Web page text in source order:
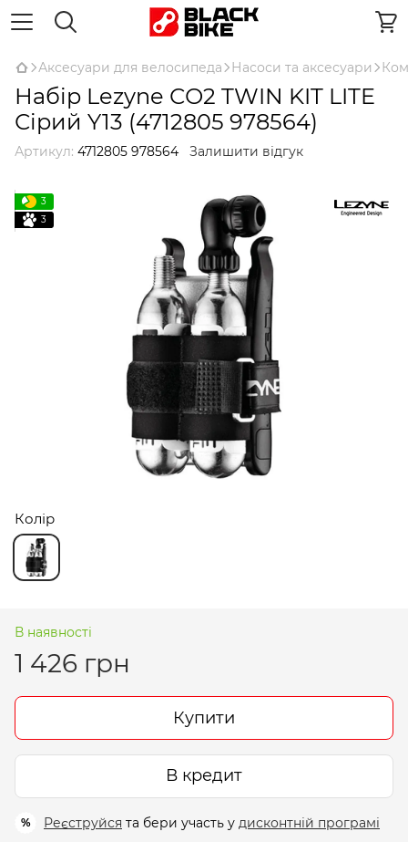
Аксесуари для велосипеда Насоси та аксесуари
Набір Lezyne СО2 TWIN KIT LITE
Сірий Y13 (4712805 978564)
Артикул: 4712805 978564 Залишити відгук
3
3
Колір
В наявності
1 426 грн
Купити
В кредит
% Реєструйся та бери участь у дисконтній програмі